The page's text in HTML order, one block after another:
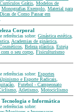
Currículos Grátis Modelos de
Monografias Exemplo Material para
Dicas de Como Passar em
Corporal
referências sobre: Ginástica estética
Academias de ginástica
Beleza plástica Esteja
com o seu corpo Fisiculturismo
referências sobre: Esportes
e Esporte Radicais
Futebol - Campeonato
Atletismo Motociclismo
Tecnologia e Informática
referências sobre: